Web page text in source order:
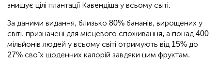
знищує цілі плантації Кавендіша у всьому світі.
За даними видання, близько 80% бананів, вирощених у
світі, призначені для місцевого споживання, а понад 400
мільйонів людей у всьому світі отримують від 15% до
27% своїх щоденних калорій завдяки цим фруктам.